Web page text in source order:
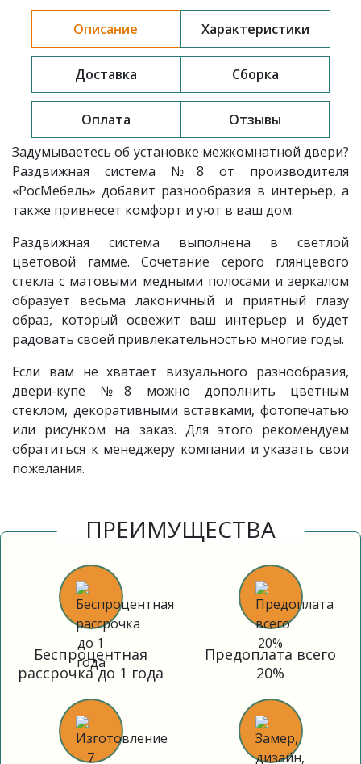
Описание Характеристики
Доставка Сборка
Оплата
Отзывы
Задумываетесь об установке межкомнатной двери?
Раздвижная система №8 от производителя
«РосМебель» добавит разнообразия в интерьер, а
также привнесет комфорт и уют в ваш дом.
Раздвижная система выполнена в светлой
цветовой гамме. Сочетание серого глянцевого
стекла с матовыми медными полосами и зеркалом
образует весьма лаконичный и приятный глазу
образ, который освежит ваш интерьер и будет
радовать своей привлекательностью многие годы.
Если вам не хватает визуального разнообразия,
двери-купе №8 можно дополнить цветным
стеклом, декоративными вставками, фотопечатью
или рисунком на заказ. Для этого рекомендуем
обратиться к менеджеру компании и указать свои
пожелания.
ПРЕИМУЩЕСТВА
Беспроцентная
рассрочка до 1 года
Предоплата всего
20%